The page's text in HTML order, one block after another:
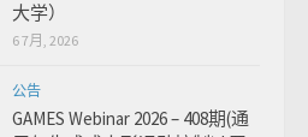
大学）
6 7月, 2026
公告
GAMES Webinar 2026 – 408期(通